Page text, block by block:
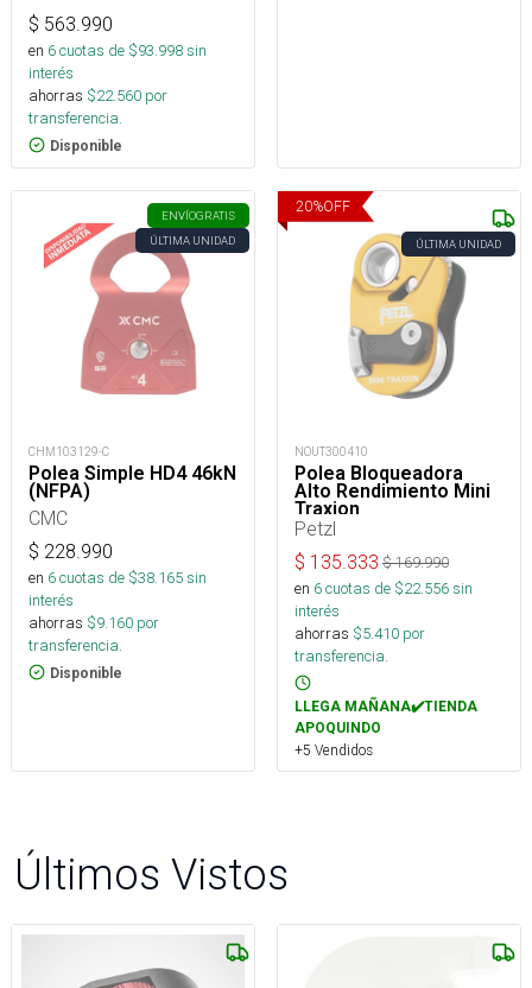
$ 563.990
en 6cuotas de $93.998sin
interés
ahorras $22.560 por
transferencia.
Disponible
ENVÍOGRATIS
ÚLTIMA UNIDAD
CHM103129-C
Polea Simple HD4 46kN
(NFPA)
CMC
$ 228.990
en 6cuotas de $38.165sin
interés
ahorras $9.160 por
transferencia.
Disponible
20%OFF
ÚLTIMA UNIDAD
NOUT300410
Polea Bloqueadora
Alto Rendimiento Mini
Traxion
Petzl
$ 135.333 $169.990
en 6cuotas de $22.556sin
interés
ahorras $5.410 por
transferencia.
LLEGA MAÑANA✔️TIENDA
APOQUINDO
+5 Vendidos
Últimos Vistos